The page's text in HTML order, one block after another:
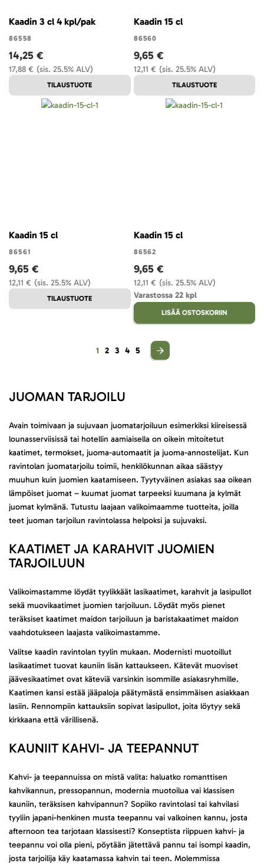
Kaadin 3 cl 4 kpl/pak
86558
(sis. 25.5% ALV)
17,88 €
14,25 €
TILAUSTUOTE
Kaadin 15 cl
86560
(sis. 25.5% ALV)
12,11 €
9,65 €
TILAUSTUOTE
Kaadin 15 cl
86561
(sis. 25.5% ALV)
12,11 €
9,65 €
TILAUSTUOTE
Kaadin 15 cl
86562
(sis. 25.5% ALV)
12,11 €
9,65 €
Varastossa 22 kpl
LISÄÄ OSTOSKORIIN
Sivu
You're currently reading page
1 Sivu
2 Sivu
3 Sivu
4 Sivu
5
JUOMAN TARJOILU
Avain toimivaan ja sujuvaan juomatarjoiluun esimerkiksi kiireisessä
lounasserviisissä tai hotellin aamiaisella on oikein mitoitetut
kaatimet, termokset, juoma-automaatit ja juoma-annostelijat. Kun
ravintolan juomatarjoilu toimii, henkilökunnan aikaa säästyy
muuhun kuin juomien kaatamiseen. Tyytyväinen asiakas saa oikean
lämpöiset juomat – kuumat juomat tarpeeksi kuumana ja kylmät
juomat kylmänä. Tutustu laajaan valikoimaamme tuotteita, joilla
teet juoman tarjoilun ravintolassa helpoksi ja sujuvaksi.
KAATIMET JA KARAHVIT JUOMIEN
TARJOILUUN
Valikoimastamme löydät tyylikkäät lasikaatimet, karahvit ja lasipullot
sekä muovikaatimet juomien tarjoiluun. Löydät myös pienet
teräksiset kaatimet maidon tarjoiluun ja baristakaatimet maidon
vaahdotukseen laajasta valikoimastamme.
Valitse kaadin ravintolan tyylin mukaan. Modernisti muotoillut
lasikaatimet tuovat kauniin lisän kattaukseen. Kätevät muoviset
jäävesikaatimet ovat käteviä varsinkin isommille asiakasryhmille.
Kaatimen kansi estää jääpaloja päätymästä ensimmäisen asiakkaan
lasiin. Rennompiin kattauksiin sopivat lasipullot, joita löytyy sekä
kirkkaana että värillisenä.
KAUNIIT KAHVI- JA TEEPANNUT
Kahvi- ja teepannuissa on mistä valita: haluatko romanttisen
kahvikannun, pressopannun, modernia muotoilua vai klassisen
kauniin, teräksisen kahvipannun? Sopiiko ravintolasi tai kahvilasi
tyyliin japani-henkinen musta teepannu vai valkoinen kannu, josta
afternoon tea tarjotaan klassisesti? Konseptista riippuen kahvi- ja
teepannu voi olla pieni, pöytään jätettävä pannu tai isompi kaadin,
josta tarjoilija käy kaatamassa kahvin tai teen. Molemmissa